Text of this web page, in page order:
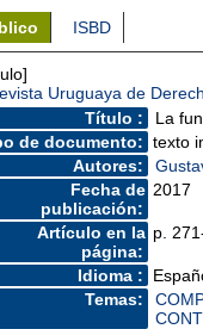
ISBD
Uruguaya de
Título :
La
de documento: texto
Autores:
Fecha de
publicación:
2017
Artículo en la
página:
p.
Idioma :
Temas: